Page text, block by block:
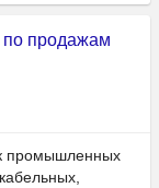
продажам
промышленных